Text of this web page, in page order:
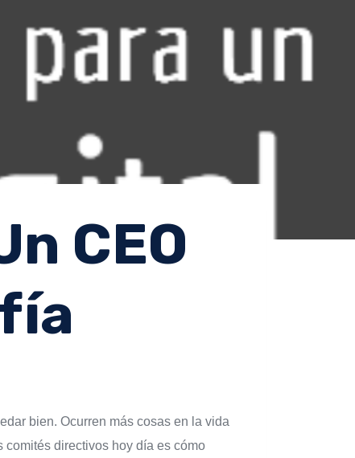
CEO
bien. Ocurren más cosas en la vida
directivos hoy día es cómo